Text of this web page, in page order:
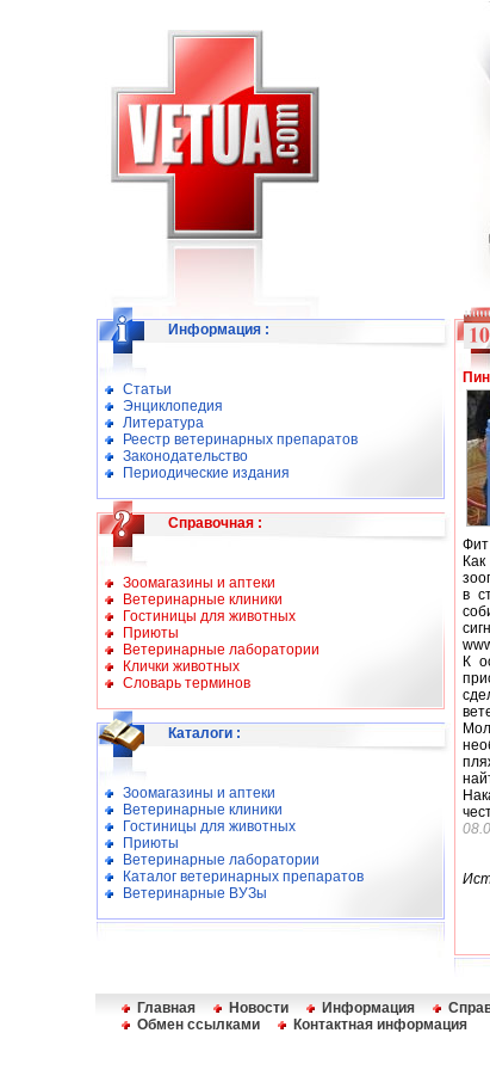
Информация :
Статьи
Энциклопедия
Литература
Реестр ветеринарных препаратов
Законодательство
Периодические издания
Справочная :
Зоомагазины и аптеки
Ветеринарные клиники
Гостиницы для животных
Приюты
Ветеринарные лаборатории
Клички животных
Словарь терминов
Каталоги :
Зоомагазины и аптеки
Ветеринарные клиники
Гостиницы для животных
Приюты
Ветеринарные лаборатории
Каталог ветеринарных препаратов
Ветеринарные ВУЗы
Фит
в
К
Главная Новости Информация
Обмен ссылками
Контактная информация